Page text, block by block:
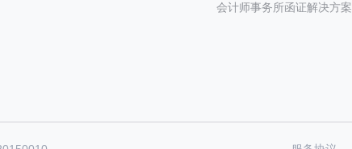
会计师事务所函证解决方案